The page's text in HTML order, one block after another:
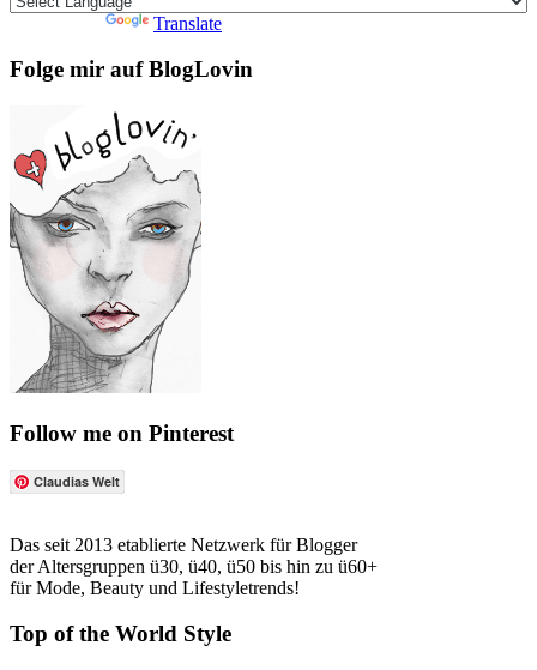
Translate
Folge mir auf BlogLovin
Follow me on Pinterest
Claudias Welt
Das seit 2013 etablierte Netzwerk für Blogger
der Altersgruppen ü30, ü40, ü50 bis hin zu ü60+
für Mode, Beauty und Lifestyletrends!
Top of the World Style